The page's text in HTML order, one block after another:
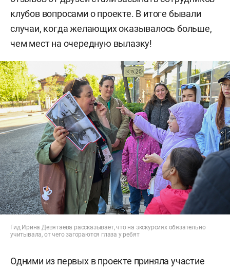
клубов вопросами о проекте. В итоге бывали
случаи, когда желающих оказывалось больше,
чем мест на очередную вылазку!
Гид Ирина Девятаева рассказывает, что на экскурсиях обязательно
учитывала, от чего загораются глаза у ребят
Одними из первых в проекте приняла участие